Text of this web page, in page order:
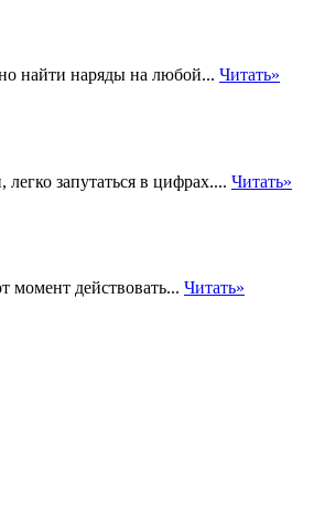
найти наряды на любой... Читать»
запутаться в цифрах.... Читать»
момент действовать... Читать»